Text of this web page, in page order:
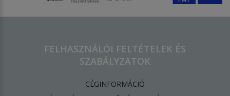
FELHASZNÁLÓI FELTÉTELEK ÉS
SZABÁLYZATOK
CÉGINFORMÁCIÓ